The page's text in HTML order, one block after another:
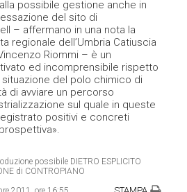
possibile gestione anche in
del sito di
– affermano in una nota la
regionale dell’Umbria Catiuscia
Riommi – è un
ed incomprensibile rispetto
del polo chimico di
di avviare un percorso
sul quale in queste
positivi e concreti
possibile DIETRO ESPLICITO
di CONTROPIANO